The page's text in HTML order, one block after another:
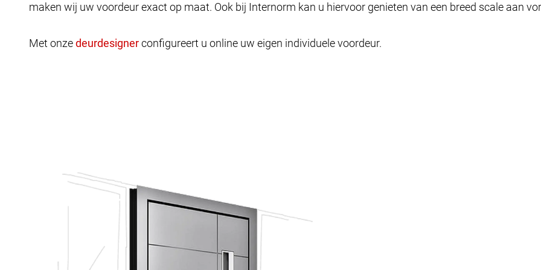
maken wij uw voordeur exact op maat. Ook bij Internorm kan u hiervoor genieten van een breed scale aan
Met onze configureert u online uw eigen individuele voordeur.